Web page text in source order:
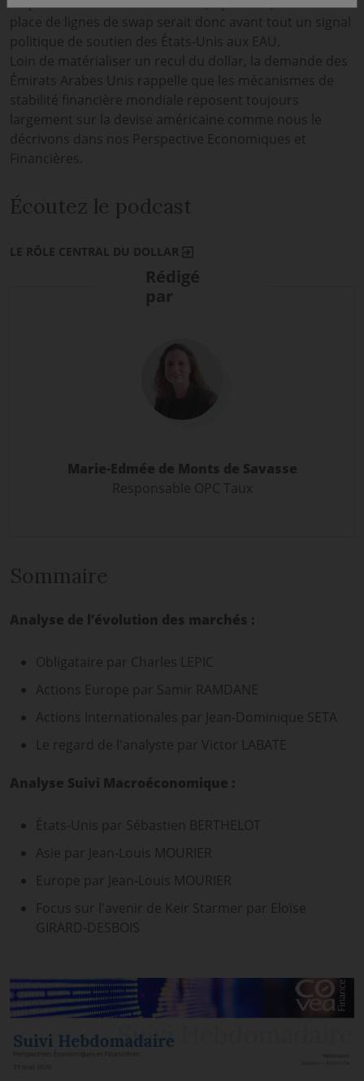
place de lignes de swap serait donc avant tout un signal
politique de soutien des États-Unis aux EAU.
Loin de matérialiser un recul du dollar, la demande des
Émirats Arabes Unis rappelle que les mécanismes de
stabilité financière mondiale reposent toujours
largement sur la devise américaine comme nous le
décrivons dans nos Perspective Economiques et
Financières.
Écoutez le podcast
LE RÔLE CENTRAL DU DOLLAR
Rédigé
par
Marie-Edmée de Monts de Savasse
Responsable OPC Taux
Sommaire
Analyse de l’évolution des marchés :
Obligataire par Charles LEPIC
Actions Europe par Samir RAMDANE
Actions Internationales par Jean-Dominique SETA
Le regard de l'analyste par Victor LABATE
Analyse Suivi Macroéconomique :
États-Unis par Sébastien BERTHELOT
Asie par Jean-Louis MOURIER
Europe par Jean-Louis MOURIER
Focus sur l'avenir de Keir Starmer par Eloïse
GIRARD-DESBOIS